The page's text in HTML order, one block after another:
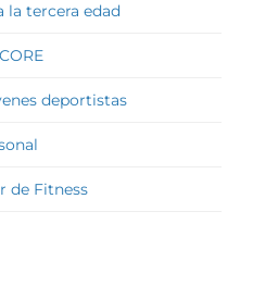
la tercera edad
deportistas
de Fitness